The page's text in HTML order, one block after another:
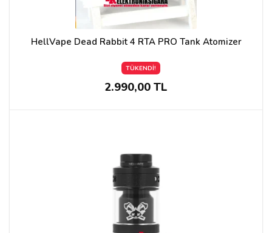
HellVape Dead Rabbit 4 RTA PRO Tank Atomizer
TÜKENDİ!
2.990,00 TL